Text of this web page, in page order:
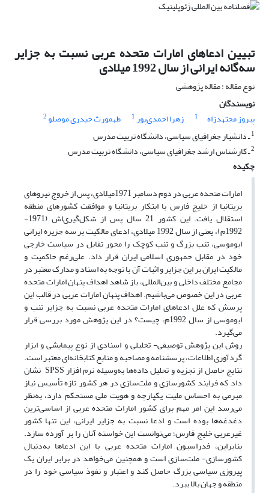
تبیین ادعاهای امارات متحده عربی نسبت به جزایر
سه‌گانه ایرانی از سال 1992 میلادی
نوع مقاله : مقاله پژوهشی
نویسندگان
پیروز مجتهدزاه
1 زهرا احمدی‌پور1 طهمورث حیدری موصلو2
1ـ دانشیار جغرافیای سیاسی، دانشگاه تربیت مدرس
2ـ کارشناس ارشد جغرافیای سیاسی، دانشگاه تربیت مدرس
چکیده
امارات متحده عربی در دوم دسامبر 1971میلادی، پس از خروج نیروهای
بریتانیا از خلیج فارس با ابتکار بریتانیا و موافقت کشورهای منطقه
استقلال یافت. این کشور 21 سال پس از شکل‌گیری‌اش (1971-
1992م)، یعنی از سال 1992 میلادی، ادعای مالکیت بر سه جزیره ایرانی
ابوموسی، تنب بزرگ و تنب کوچک را محور تقابل در سیاست خارجی
خود در مقابل جمهوری اسلامی ایران قرار داد. علی‌رغم حاکمیت و
مالکیت ایران بر این جزایر و اثبات آن با توجه به اسناد و مدارک معتبر در
مجامع مختلف داخلی و بین‌المللی، باز شاهد اهداف پنهان امارات متحده
عربی در این خصوص می‌باشیم. اهداف پنهان امارات عربی در قالب این
پرسش که علل ادعاهای امارات متحده عربی نسبت به جزایر تنب و
ابوموسی از سال 1992م، چیست؟ در این پژوهش مورد بررسی قرار
می‌گیرد.
روش این پژوهش توصیفی- تحلیلی و اسنادی از نوع پیمایشی و ابزار
گردآوری اطلاعات، پرسشنامه و مصاحبه و منابع کتابخانه‌ای معتبر است.
نتایج حاصل از تجزیه و تحلیل داده‌ها به‌وسیله نرم افزار SPSS نشان
داد که فرایند کشورسازی و ملت‌سازی در هر کشور تازه تأسیس نیاز
مبرمی به احساس ملیت یکپارچه و هویت ملی مستحکم دارد، به‌نظر
می‌رسد این امر مهم برای کشور امارات متحده عربی از اساسی‌ترین
دغدغه‌ها بوده است و ادعا نسبت به جزایر ایرانی، این تنها کشور
غیرعربی خلیج فارس؛ می‌توانست این خواسته آنان را بر آورده سازد.
بنابراین، فدراسیون امارات متحده عربی با این ادعاها به‌دنبال
کشورسازی- ملت‌سازی است و همچنین می‌خواهد در برابر ایران یک
پیروزی سیاسی بزرگ حاصل کند و اعتبار و نفوذ سیاسی خود را در
منطقه و جهان بالا ببرد.